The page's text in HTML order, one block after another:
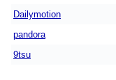
Dailymotion
pandora
9tsu